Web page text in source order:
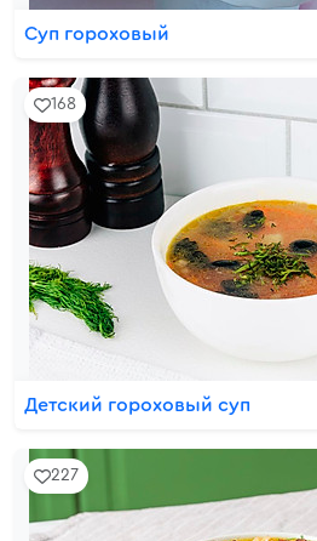
Суп гороховый
168
Детский гороховый суп
227